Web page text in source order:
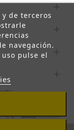
de terceros
navegación.
pulse el